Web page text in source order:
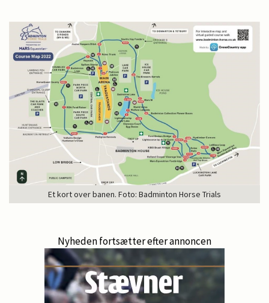
Et kort over banen. Foto: Badminton Horse Trials
Nyheden fortsætter efter annoncen